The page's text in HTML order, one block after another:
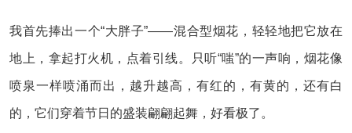
我首先捧出一个“大胖子”——混合型烟花，轻轻地把它放在
地上，拿起打火机，点着引线。只听“嗤”的一声响，烟花像
喷泉一样喷涌而出，越升越高，有红的，有黄的，还有白
的，它们穿着节日的盛装翩翩起舞，好看极了。